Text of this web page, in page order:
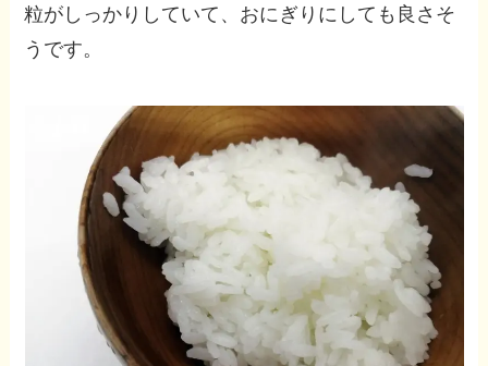
粒がしっかりしていて、おにぎりにしても良さそ
うです。